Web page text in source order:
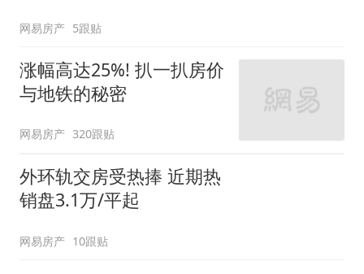
网易房产 5跟贴
涨幅高达25%! 扒一扒房价
与地铁的秘密
网易房产 320跟贴
外环轨交房受热捧 近期热
销盘3.1万/平起
网易房产 10跟贴